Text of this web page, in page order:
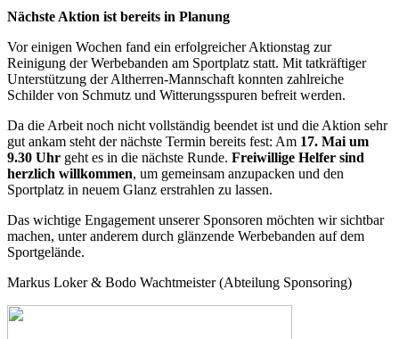
Nächste Aktion ist bereits in Planung
Vor einigen Wochen fand ein erfolgreicher Aktionstag zur
Reinigung der Werbebanden am Sportplatz statt. Mit tatkräftiger
Unterstützung der Altherren-Mannschaft konnten zahlreiche
Schilder von Schmutz und Witterungsspuren befreit werden.
Da die Arbeit noch nicht vollständig beendet ist und die Aktion sehr
gut ankam steht der nächste Termin bereits fest: Am 17. Mai um
9.30 Uhr geht es in die nächste Runde. Freiwillige Helfer sind
herzlich willkommen, um gemeinsam anzupacken und den
Sportplatz in neuem Glanz erstrahlen zu lassen.
Das wichtige Engagement unserer Sponsoren möchten wir sichtbar
machen, unter anderem durch glänzende Werbebanden auf dem
Sportgelände.
Markus Loker & Bodo Wachtmeister (Abteilung Sponsoring)